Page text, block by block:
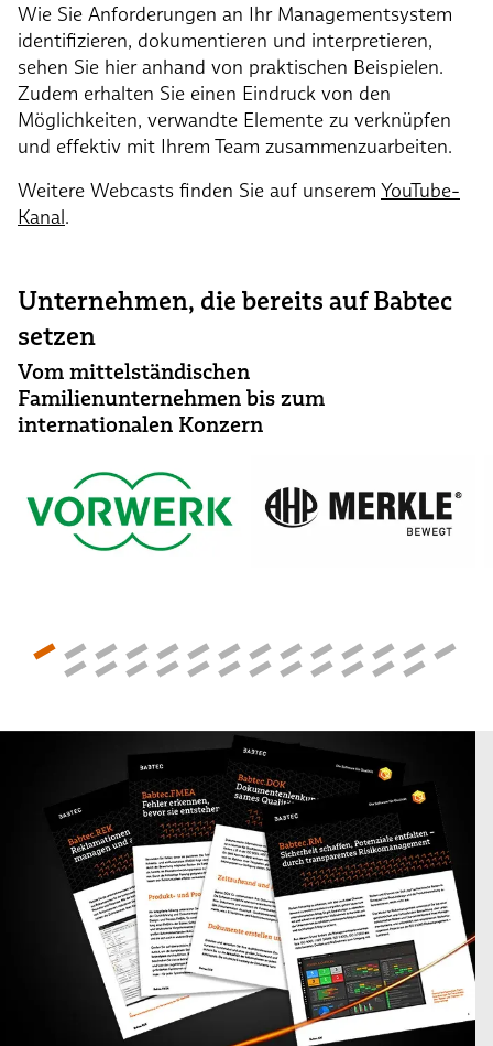
Wie Sie Anforderungen an Ihr Managementsystem
identifizieren, dokumentieren und interpretieren,
sehen Sie hier anhand von praktischen Beispielen.
Zudem erhalten Sie einen Eindruck von den
Möglichkeiten, verwandte Elemente zu verknüpfen
und effektiv mit Ihrem Team zusammenzuarbeiten.
Weitere Webcasts finden Sie auf unserem YouTube-
Kanal.
Unternehmen, die bereits auf Babtec
setzen
Vom mittelständischen
Familienunternehmen bis zum
internationalen Konzern